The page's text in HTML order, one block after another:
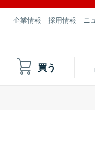
企業情報 採用情報 ニ
買う